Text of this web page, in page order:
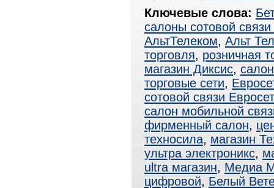
Ключевые слова:
салоны сотовой
АльтТелеком, Альт
торговля, розничная
магазин Диксис,
торговые сети,
сотовой связи
салон мобильной
фирменный салон,
техносила, магазин
ультра электроникс,
ultra магазин, Медиа
цифровой, Белый